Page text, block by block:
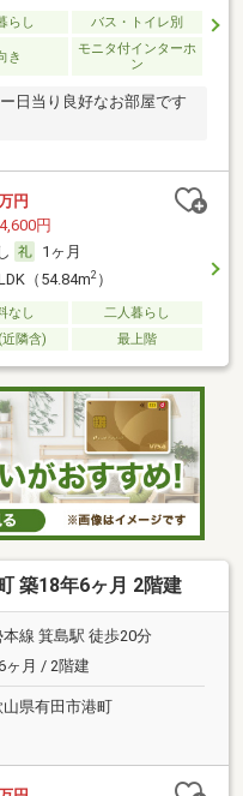
らし バス・トイレ別
き
モニタ付インターホ
ン
日当り良好なお部屋です
円
円
1ヶ月
（54.84m2）
なし
二人暮らし
隣含) 最上階
築18年6ヶ月 2階建
線 箕島駅 徒歩20分
ヶ月 / 2階建
山県有田市港町